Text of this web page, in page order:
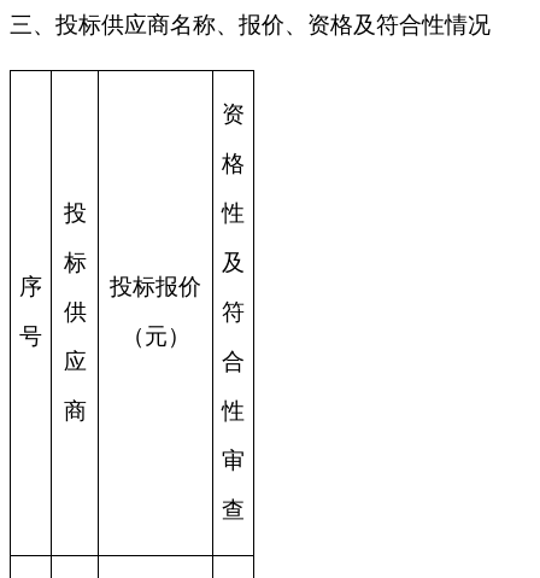
三、投标供应商名称、报价、资格及符合性情况
序
号
投
标
供
应
商
投标报价
（元）
资
格
性
及
符
合
性
审
查